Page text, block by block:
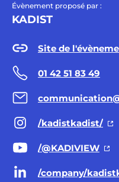
Évènement proposé par :
KADIST
Site de
01 42 51 83 49
/kadistkadist/
/@KADIVIEW
/company/